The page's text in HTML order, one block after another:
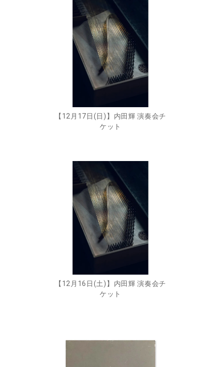
【12月17日(日)】内田輝 演奏会チ
ケット
【12月16日(土)】内田輝 演奏会チ
ケット